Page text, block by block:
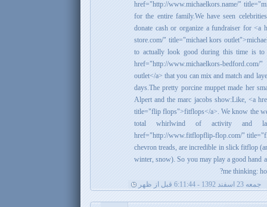
href="http://www.michaelkors.name/"
for the entire family.We have seen
donate cash or organize a fundraiser for <a
store.com/" title="michael kors
to actually look good during this time is to
href="http://www.michaelkors-
outlet</a> that you can mix and match and
days.The pretty porcine muppet made her
Alpert and the marc jacobs show:Like, <a
title="flip flops">fitflops</a>. We know the
total whirlwind of activity and
href="http://www.fitflopflip-flop.com/"
chevron treads, are incredible in slick fitflop
winter, snow). So you may play a good hand
me thinking:
جمعه 23 اسفند 1392 - 6:11:44 قبل از ظهر